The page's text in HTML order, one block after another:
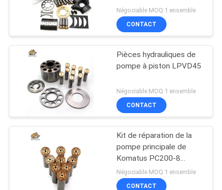
Négociable MOQ:1 ensemble
CONTACT
Pièces hydrauliques de
pompe à piston LPVD45
Négociable MOQ:1 ensemble
CONTACT
Kit de réparation de la
pompe principale de
Komatus PC200-8
Pompes hydrauliques
Négociable MOQ:1 ensemble
CONTACT